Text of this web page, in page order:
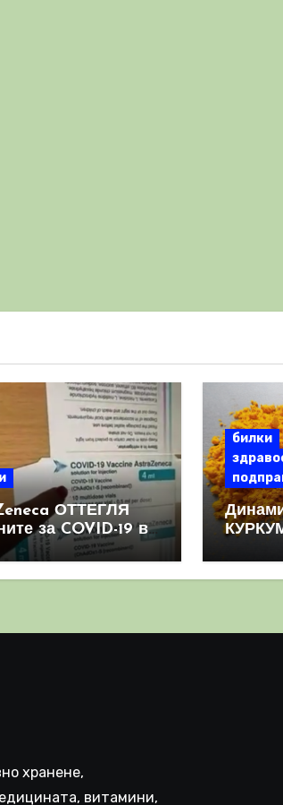
ОТТЕГЛЯ
за COVID-19 в
мащаб, след
че те
билки
хранене,
витамини,